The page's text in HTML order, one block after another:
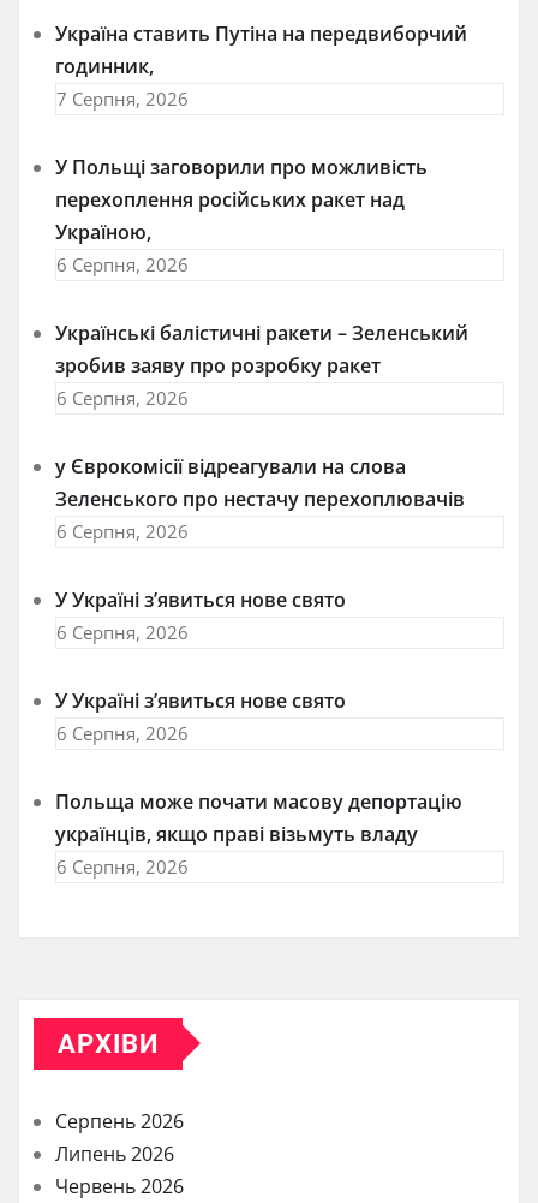
Україна ставить Путіна на передвиборчий
годинник,
7 Серпня, 2026
У Польщі заговорили про можливість
перехоплення російських ракет над
Україною,
6 Серпня, 2026
Українські балістичні ракети – Зеленський
зробив заяву про розробку ракет
6 Серпня, 2026
у Єврокомісії відреагували на слова
Зеленського про нестачу перехоплювачів
6 Серпня, 2026
У Україні з’явиться нове свято
6 Серпня, 2026
У Україні з’явиться нове свято
6 Серпня, 2026
Польща може почати масову депортацію
українців, якщо праві візьмуть владу
6 Серпня, 2026
АРХІВИ
Серпень 2026
Липень 2026
Червень 2026